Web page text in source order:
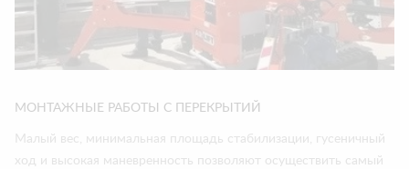
МОНТАЖНЫЕ РАБОТЫ С ПЕРЕКРЫТИЙ
Малый вес, минимальная площадь стабилизации, гусеничный
ход и высокая маневренность позволяют осуществить самый